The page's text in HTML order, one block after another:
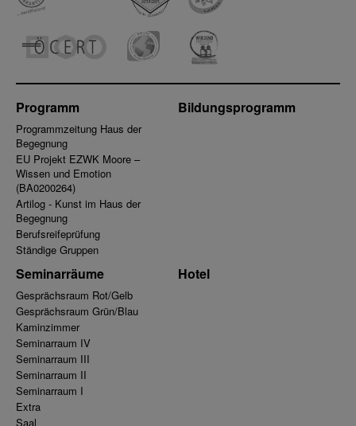
Programm
Programmzeitung Haus der
Begegnung
EU Projekt EZWK Moore –
Wissen und Emotion
(BA0200264)
Artilog - Kunst im Haus der
Begegnung
Berufsreifeprüfung
Ständige Gruppen
Bildungsprogramm
Seminarräume
Gesprächsraum Rot/Gelb
Gesprächsraum Grün/Blau
Kaminzimmer
Seminarraum IV
Seminarraum III
Seminarraum II
Seminarraum I
Extra
Saal
Hotel